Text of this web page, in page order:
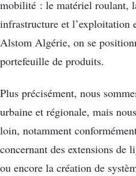
mobilité : le matériel roulant,
infrastructure et l’exploitation
Alstom Algérie, on se
portefeuille de produits.
Plus précisément, nous
urbaine et régionale, mais
loin, notamment
concernant des extensions de
ou encore la création de